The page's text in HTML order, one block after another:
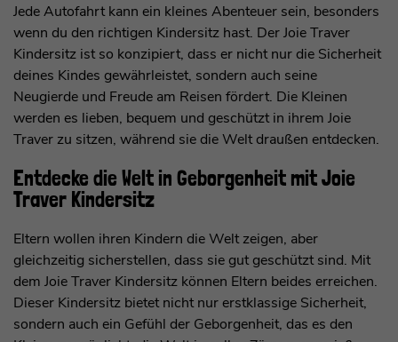
Jede Autofahrt kann ein kleines Abenteuer sein, besonders
wenn du den richtigen Kindersitz hast. Der Joie Traver
Kindersitz ist so konzipiert, dass er nicht nur die Sicherheit
deines Kindes gewährleistet, sondern auch seine
Neugierde und Freude am Reisen fördert. Die Kleinen
werden es lieben, bequem und geschützt in ihrem Joie
Traver zu sitzen, während sie die Welt draußen entdecken.
Entdecke die Welt in Geborgenheit mit Joie
Traver Kindersitz
Eltern wollen ihren Kindern die Welt zeigen, aber
gleichzeitig sicherstellen, dass sie gut geschützt sind. Mit
dem Joie Traver Kindersitz können Eltern beides erreichen.
Dieser Kindersitz bietet nicht nur erstklassige Sicherheit,
sondern auch ein Gefühl der Geborgenheit, das es den